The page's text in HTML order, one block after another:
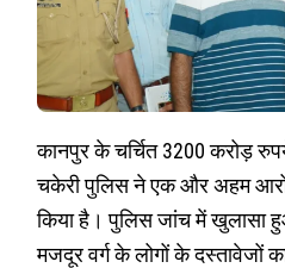
कानपुर के चर्चित 3200 करोड़
चकेरी पुलिस ने एक और अहम
किया है। पुलिस जांच में खुलासा
मजदूर वर्ग के लोगों के दस्तावेजों